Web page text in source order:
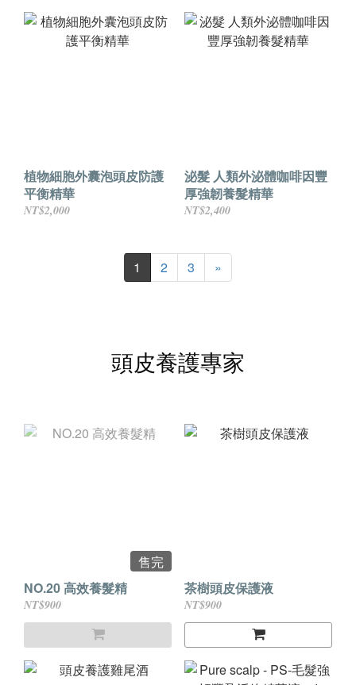
植物細胞外囊泡頭皮防護
平衡精華
NT$2,000
泌髮 人類外泌體咖啡因豐
厚強韌養髮精華
NT$2,400
1 2 3 »
頭皮養護專家
售完
NO.20 高效養髮精
NT$900
茶樹頭皮保護液
NT$900